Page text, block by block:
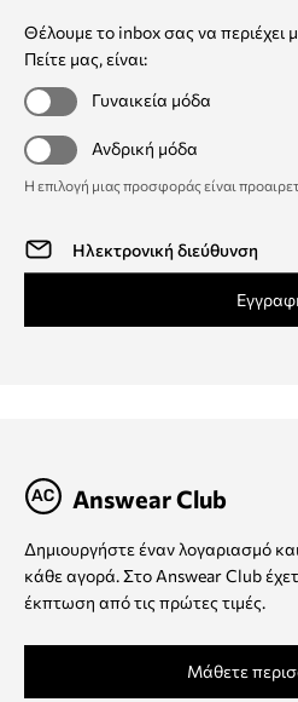
Θέλουμε το inbox σας να περιέχει
Πείτε μας, είναι:
Γυναικεία μόδα
Ανδρική μόδα
Η επιλογή μιας προσφοράς είναι
Answear Club
Δημιουργήστε έναν λογαριασμό
κάθε αγορά. Στο Answear Club
έκπτωση από τις πρώτες τιμές.
Μάθετε